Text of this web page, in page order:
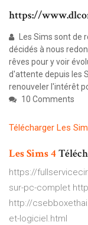
https://
Les Sims sont de
décidés à nous
rêves pour y voir
d'attente depuis les
renouveler l'intérêt
10 Comments
Télécharger Les
Les Sims4
https://
sur-pc-complet
http://
et-logiciel.html